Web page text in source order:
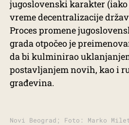
jugoslovenski karakter (iako
vreme decentralizacije
Proces promene
grada otpočeo je
da bi kulminirao
postavljanjem novih, kao i
građevina.
Novi Beograd; Foto: Marko